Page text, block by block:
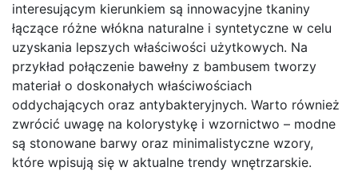
interesującym kierunkiem są innowacyjne tkaniny
łączące różne włókna naturalne i syntetyczne w celu
uzyskania lepszych właściwości użytkowych. Na
przykład połączenie bawełny z bambusem tworzy
materiał o doskonałych właściwościach
oddychających oraz antybakteryjnych. Warto również
zwrócić uwagę na kolorystykę i wzornictwo – modne
są stonowane barwy oraz minimalistyczne wzory,
które wpisują się w aktualne trendy wnętrzarskie.